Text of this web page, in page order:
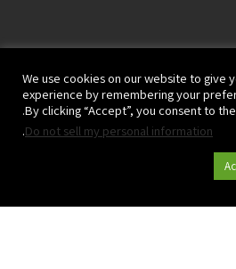
We use cookies on our website to give
experience by remembering your
By clicking “Accept”, you consent to
Do not sell my personal information
.